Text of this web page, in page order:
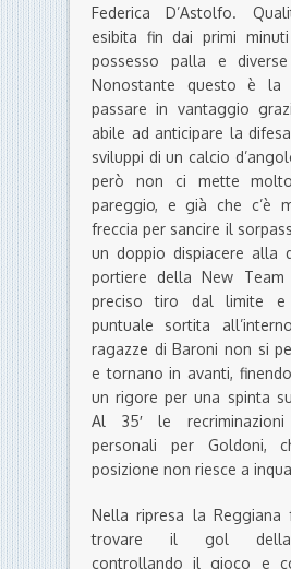
Federica D’Astolfo.
esibita fin dai primi
possesso palla e diverse
Nonostante questo è la
passare in vantaggio
abile ad anticipare la
sviluppi di un calcio
però non ci mette
pareggio, e già che c’è
freccia per sancire il
un doppio dispiacere alla
portiere della New
preciso tiro dal limite
puntuale sortita
ragazze di Baroni non si
e tornano in avanti,
un rigore per una spinta
Al 35′ le
personali per Goldoni,
posizione non riesce a
Nella ripresa la
trovare il gol della
controllando il gioco e